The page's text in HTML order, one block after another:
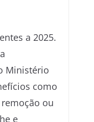
a 2025.
Ministério
como
ou
e